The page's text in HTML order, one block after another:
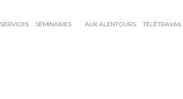
SERVICES SÉMINAIRES AUX ALENTOURS TÉLÉTRAVAIL